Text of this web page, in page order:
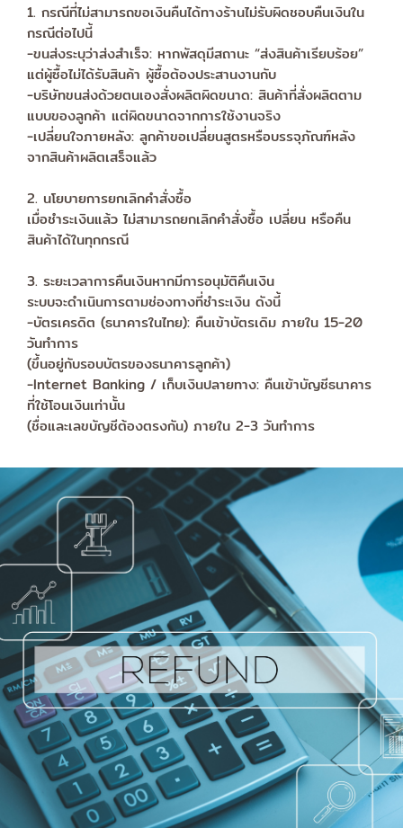
1. กรณีที่ไม่สามารถขอเงินคืนได้ทางร้านไม่รับผิดชอบคืนเงินใน
กรณีต่อไปนี้
-ขนส่งระบุว่าส่งสำเร็จ: หากพัสดุมีสถานะ “ส่งสินค้าเรียบร้อย”
แต่ผู้ซื้อไม่ได้รับสินค้า ผู้ซื้อต้องประสานงานกับ
-บริษัทขนส่งด้วยตนเองสั่งผลิตผิดขนาด: สินค้าที่สั่งผลิตตาม
แบบของลูกค้า แต่ผิดขนาดจากการใช้งานจริง
-เปลี่ยนใจภายหลัง: ลูกค้าขอเปลี่ยนสูตรหรือบรรจุภัณฑ์หลัง
จากสินค้าผลิตเสร็จแล้ว
2. นโยบายการยกเลิกคำสั่งซื้อ
เมื่อชำระเงินแล้ว ไม่สามารถยกเลิกคำสั่งซื้อ เปลี่ยน หรือคืน
สินค้าได้ในทุกกรณี
3. ระยะเวลาการคืนเงินหากมีการอนุมัติคืนเงิน
ระบบจะดำเนินการตามช่องทางที่ชำระเงิน ดังนี้
-บัตรเครดิต (ธนาคารในไทย): คืนเข้าบัตรเดิม ภายใน 15-20
วันทำการ
(ขึ้นอยู่กับรอบบัตรของธนาคารลูกค้า)
-Internet Banking / เก็บเงินปลายทาง: คืนเข้าบัญชีธนาคาร
ที่ใช้โอนเงินเท่านั้น
(ชื่อและเลขบัญชีต้องตรงกัน) ภายใน 2-3 วันทำการ